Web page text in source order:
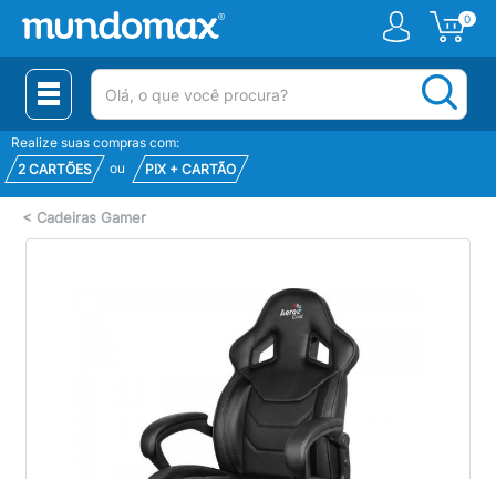
0
(pesquisar)
Realize suas compras com:
2 CARTÕES
ou PIX + CARTÃO
< Cadeiras Gamer